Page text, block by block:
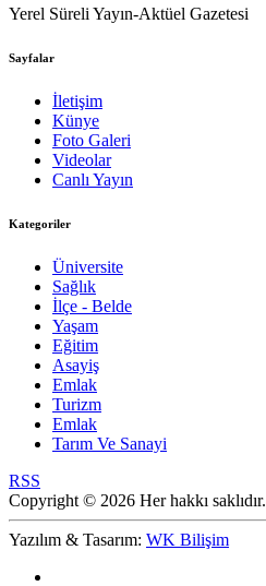
Yerel Süreli Yayın-Aktüel Gazetesi
Sayfalar
İletişim
Künye
Foto Galeri
Videolar
Canlı Yayın
Kategoriler
Üniversite
Sağlık
İlçe - Belde
Yaşam
Eğitim
Asayiş
Emlak
Turizm
Emlak
Tarım Ve Sanayi
RSS
Copyright © 2026 Her hakkı saklıdır.
Yazılım & Tasarım: WK Bilişim